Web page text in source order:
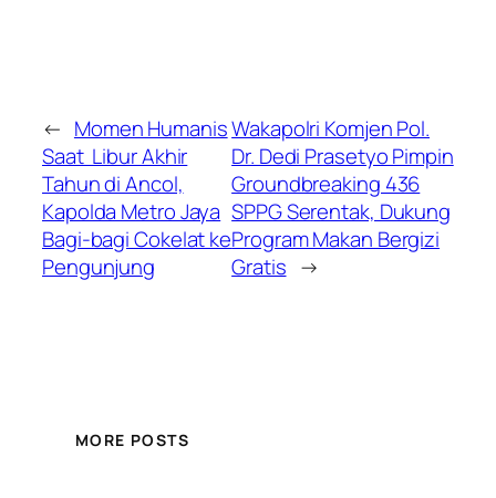
← Momen Humanis
Saat Libur Akhir
Tahun di Ancol,
Kapolda Metro Jaya
Bagi-bagi Cokelat ke
Pengunjung
Wakapolri Komjen Pol.
Dr. Dedi Prasetyo Pimpin
Groundbreaking 436
SPPG Serentak, Dukung
Program Makan Bergizi
Gratis →
MORE POSTS